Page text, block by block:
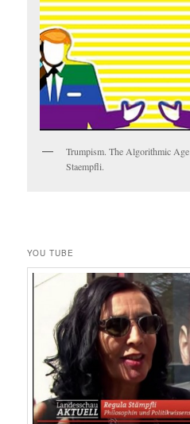
Trumpism. The Algorithmic
Staempfli.
YOU TUBE